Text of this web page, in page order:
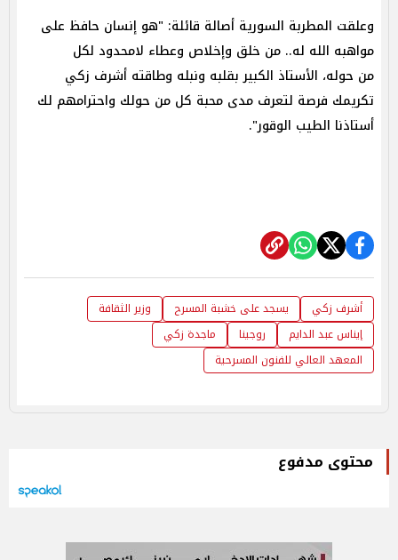
وعلقت المطربة السورية أصالة قائلة: "هو إنسان حافظ على
مواهبه الله له.. من خلق وإخلاص وعطاء لامحدود لكل
من حوله، الأستاذ الكبير بقلبه ونبله وطاقته أشرف زكي
تكريمك فرصة لتعرف مدى محبة كل من حولك واحترامهم لك
أستاذنا الطيب الوقور".
أشرف زكي يسجد على خشبة المسرح
وزير الثقافة
إيناس عبد الدايم
روجينا
ماجدة زكي
المعهد العالي للفنون المسرحية
محتوى مدفوع